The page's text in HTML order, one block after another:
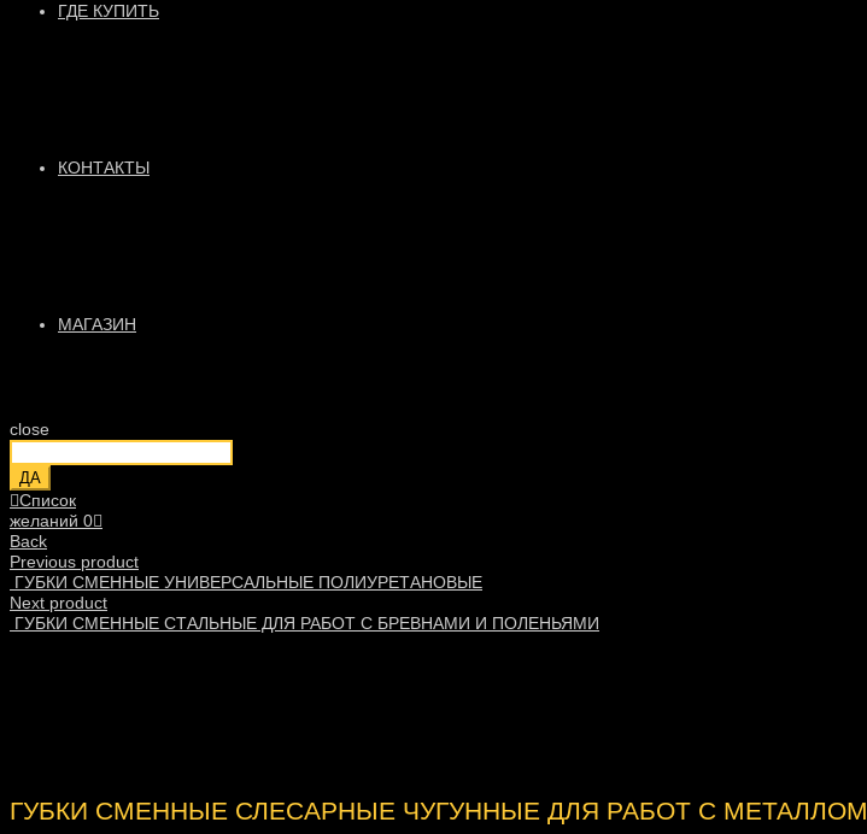
ГДЕ КУПИТЬ
КОНТАКТЫ
МАГАЗИН
close
ДА
Список
желаний 0
Back
Previous product
ГУБКИ СМЕННЫЕ УНИВЕРСАЛЬНЫЕ ПОЛИУРЕТАНОВЫЕ
Next product
ГУБКИ СМЕННЫЕ СТАЛЬНЫЕ ДЛЯ РАБОТ С БРЕВНАМИ И ПОЛЕНЬЯМИ
ГУБКИ СМЕННЫЕ СЛЕСАРНЫЕ ЧУГУННЫЕ ДЛЯ РАБОТ С МЕТАЛЛОМ